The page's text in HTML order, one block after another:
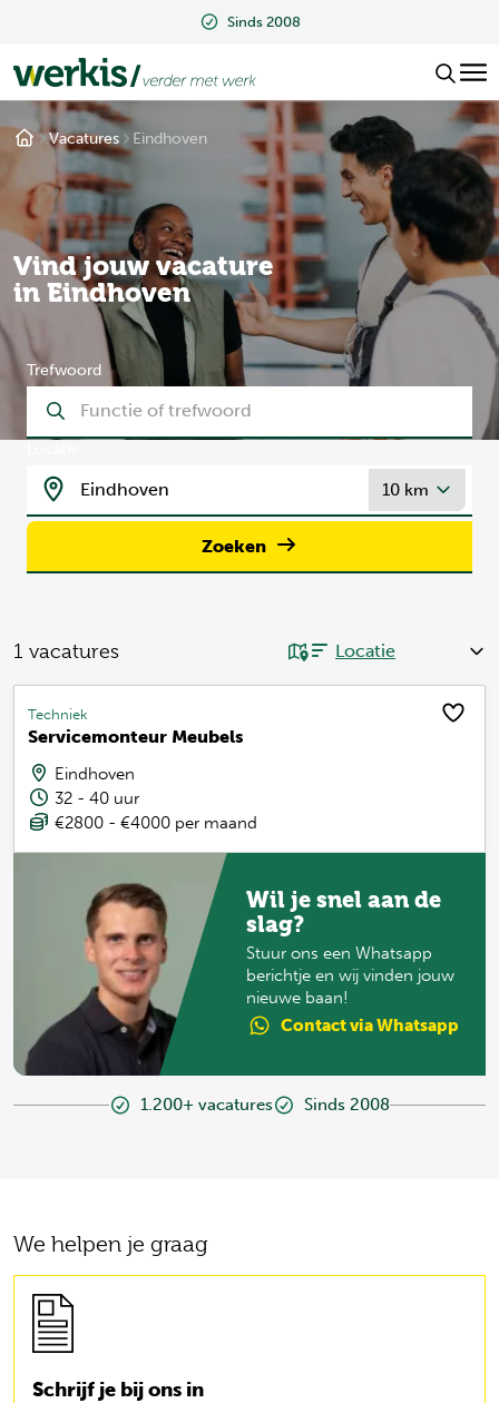
Beoordeeld met een 9.2
Vacatures Eindhoven
Vind jouw vacature
in Eindhoven
Trefwoord
Zoeken
1 vacatures
Techniek
Servicemonteur Meubels
Eindhoven
32 - 40 uur
€2800 - €4000 per maand
Wil je snel aan de
slag?
Stuur ons een Whatsapp
berichtje en wij vinden jouw
nieuwe baan!
Contactvia Whatsapp
1.200+ vacatures Sinds 2008
We helpen je graag
Schrijf je bij ons in